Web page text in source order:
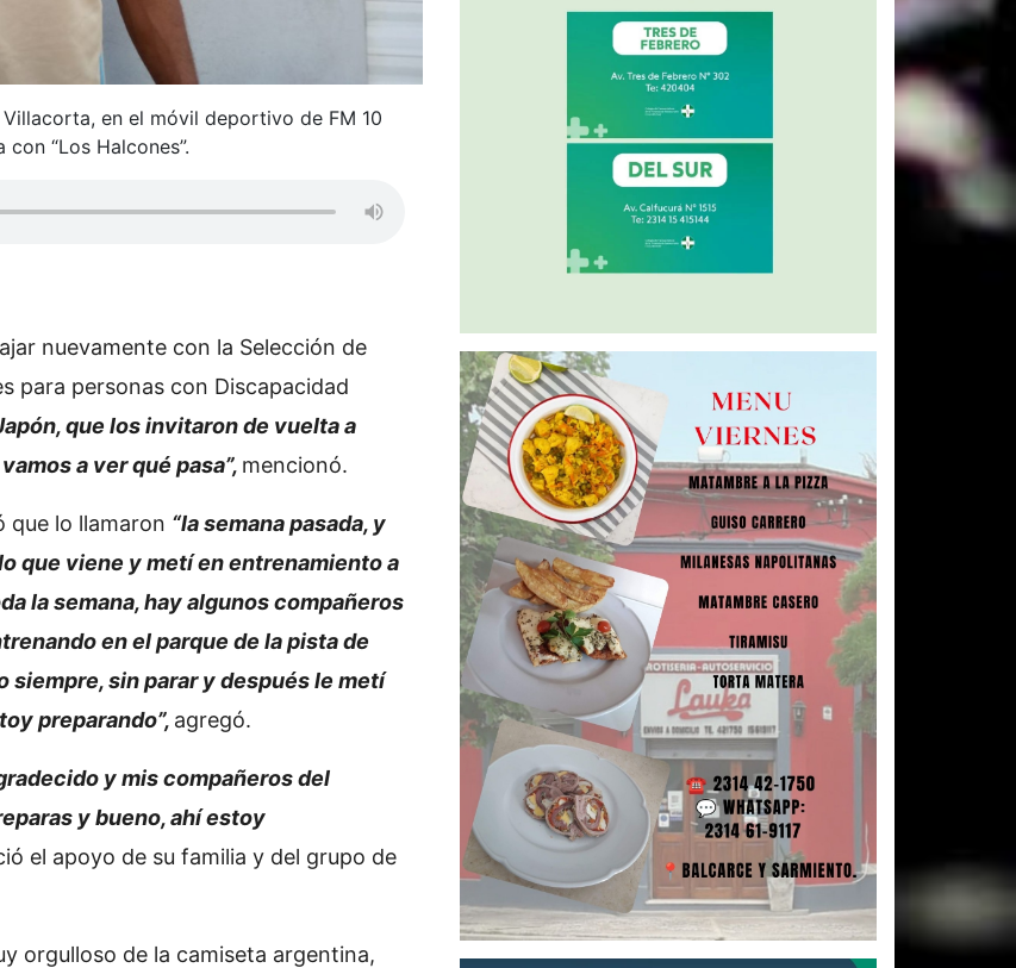
en el móvil deportivo de FM 10
“Los Halcones”.
nuevamente con la Selección de
para personas con Discapacidad
que los invitaron de vuelta a
a ver qué pasa”, mencionó.
que lo llamaron “la semana pasada, y
que viene y metí en entrenamiento a
la semana, hay algunos compañeros
en el parque de la pista de
sin parar y después le metí
preparando”, agregó.
y mis compañeros del
y bueno, ahí estoy
el apoyo de su familia y del grupo de
orgulloso de la camiseta argentina,